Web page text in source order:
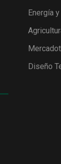
Energía
Diseño